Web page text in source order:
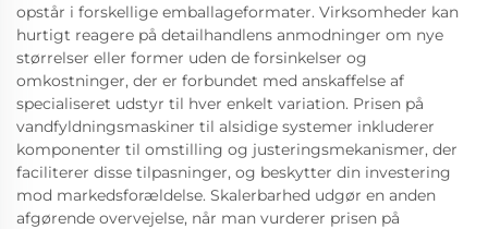
opstår i forskellige emballageformater. Virksomheder kan
hurtigt reagere på detailhandlens anmodninger om nye
størrelser eller former uden de forsinkelser og
omkostninger, der er forbundet med anskaffelse af
specialiseret udstyr til hver enkelt variation. Prisen på
vandfyldningsmaskiner til alsidige systemer inkluderer
komponenter til omstilling og justeringsmekanismer, der
faciliterer disse tilpasninger, og beskytter din investering
mod markedsforældelse. Skalerbarhed udgør en anden
afgørende overvejelse, når man vurderer prisen på